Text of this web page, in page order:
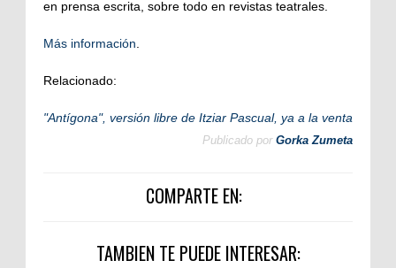
en prensa escrita, sobre todo en revistas teatrales.
Más información
Relacionado:
"Antígona", versión libre de Itziar Pascual, ya a la venta
Publicado por Gorka Zumeta
COMPARTE EN:
TAMBIEN TE PUEDE INTERESAR: